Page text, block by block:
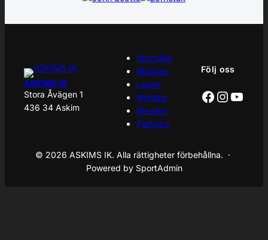
ASKIMS IK
Stora Åvägen 1
436 34 Askim
Startsida
Klubben
Lagen
Nyheter
Medlem
Partners
Följ oss
Facebook
© 2026 ASKIMS IK. Alla rättigheter förbehållna. ·
Powered by SportAdmin